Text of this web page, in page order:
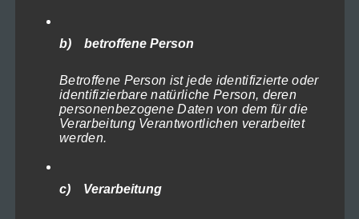
×
Holland
Fotografie & Infos
Willkommen
b) betroffene Person
Betroffene Person ist jede identifizierte oder
identifizierbare natürliche Person, deren
personenbezogene Daten von dem für die
Verarbeitung Verantwortlichen verarbeitet
werden.
c) Verarbeitung